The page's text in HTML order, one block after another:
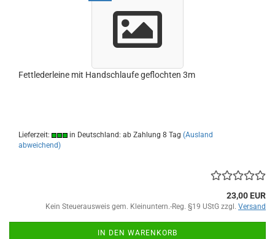
Fettlederleine mit Handschlaufe geflochten 3m
Lieferzeit: in Deutschland: ab Zahlung 8 Tag (Ausland
abweichend)
23,00 EUR
Kein Steuerausweis gem. Kleinuntern.-Reg. §19 UStG zzgl. Versand
IN DEN WARENKORB